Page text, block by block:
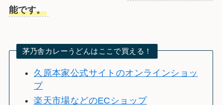
能です。
茅乃舎カレーうどんはここで買える！
久原本家公式サイトのオンラインショッ
プ
楽天市場などのECショップ